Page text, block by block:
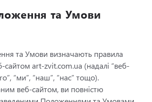
та Умови
та Умови визначають правила
сайтом art-zvit.com.ua (надалі “веб-
“ми”, “наш”, “нас” тощо).
веб-сайтом, ви повністю